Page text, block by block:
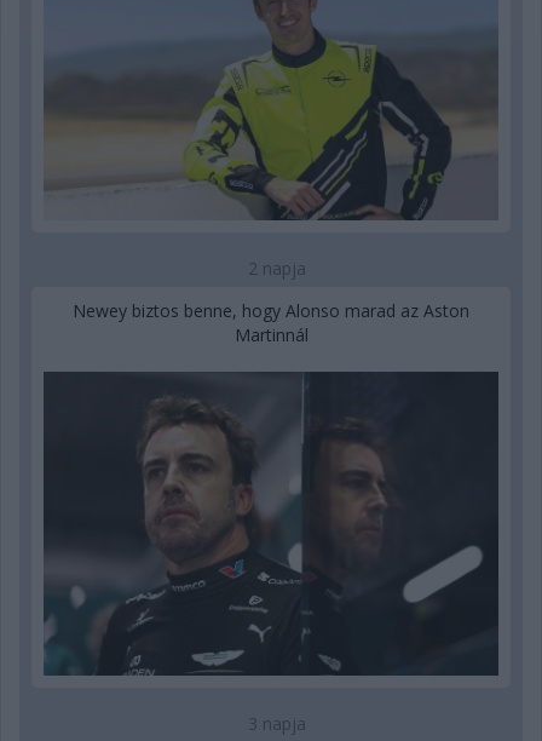
2 napja
Newey biztos benne, hogy Alonso marad az Aston
Martinnál
3 napja